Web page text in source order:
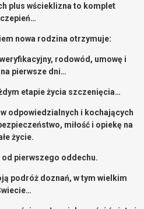
plus wścieklizna to komplet
nowa rodzina otrzymuje:
rodowód, umowę i
pierwsze dni…
etapie życia szczenięcia…
odpowiedzialnych i kochających
miłość i opiekę na
życie.
pierwszego oddechu.
podróż doznań, w tym wielkim